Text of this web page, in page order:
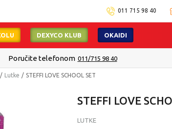
011 715 98 40
DEXYCO KLUB OKAIDI
Poručite telefonom 011/715 98 40
Lutke STEFFI LOVE SCHOOL SET
STEFFI LOVE
LUTKE